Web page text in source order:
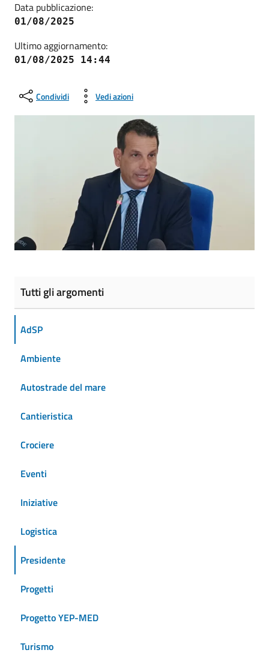
Data pubblicazione:
01/08/2025
Ultimo aggiornamento:
01/08/2025 14:44
Condividi Vedi azioni
Tutti gli argomenti
AdSP
Ambiente
Autostrade del mare
Cantieristica
Crociere
Eventi
Iniziative
Logistica
Presidente
Progetti
Progetto YEP-MED
Turismo